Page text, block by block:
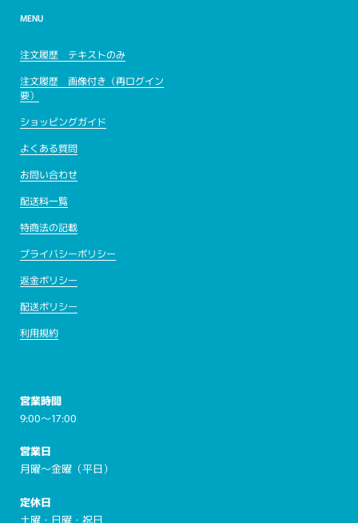
MENU
注文履歴 テキストのみ
注文履歴 画像付き（再ログイン
要）
ショッピングガイド
よくある質問
お問い合わせ
配送料一覧
特商法の記載
プライバシーポリシー
返金ポリシー
配送ポリシー
利用規約
営業時間
9:00～17:00
営業日
月曜～金曜（平日）
定休日
土曜・日曜・祝日